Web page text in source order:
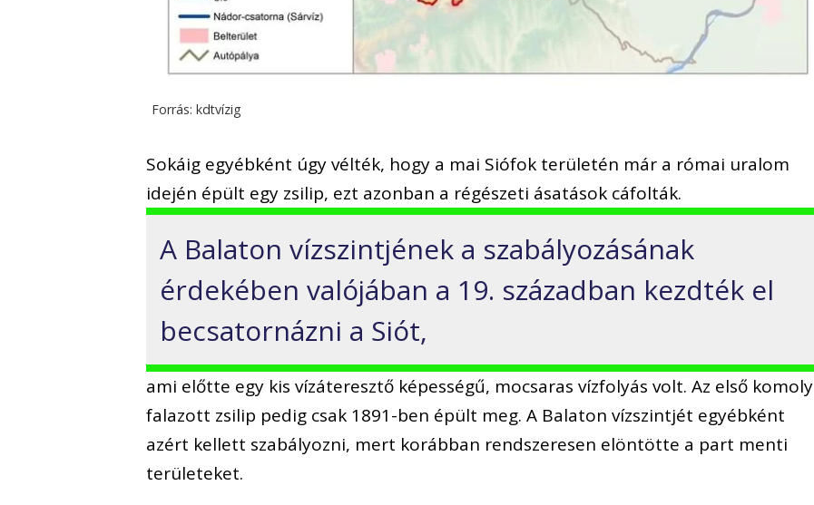
Forrás: kdtvízig
Sokáig egyébként úgy vélték, hogy a mai Siófok területén már a római uralom
idején épült egy zsilip, ezt azonban a régészeti ásatások cáfolták.
A Balaton vízszintjének a szabályozásának
érdekében valójában a 19. században kezdték el
becsatornázni a Siót,
ami előtte egy kis vízáteresztő képességű, mocsaras vízfolyás volt. Az első komoly
falazott zsilip pedig csak 1891-ben épült meg. A Balaton vízszintjét egyébként
azért kellett szabályozni, mert korábban rendszeresen elöntötte a part menti
területeket.